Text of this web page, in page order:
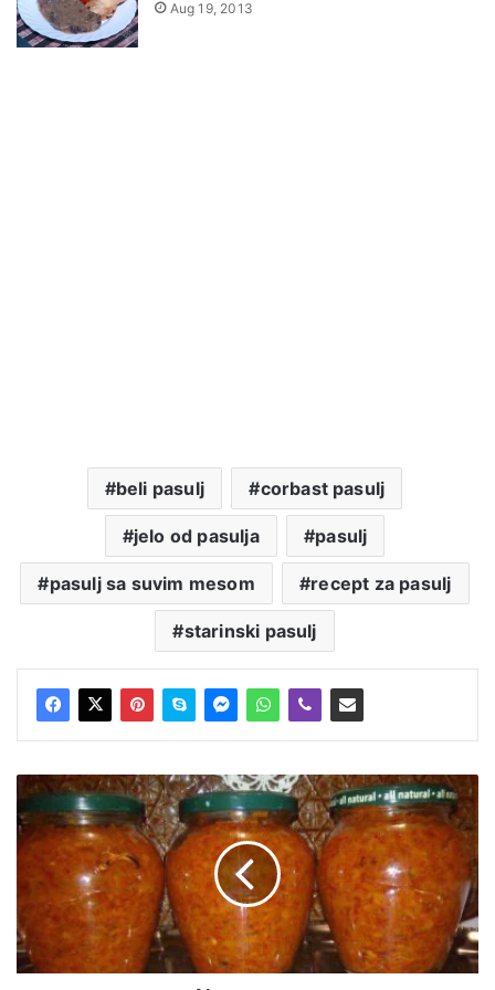
Aug 19, 2013
beli pasulj corbast pasulj
jelo od pasulja pasulj
pasulj sa suvim mesom recept za pasulj
starinski pasulj
Ajvar
recept